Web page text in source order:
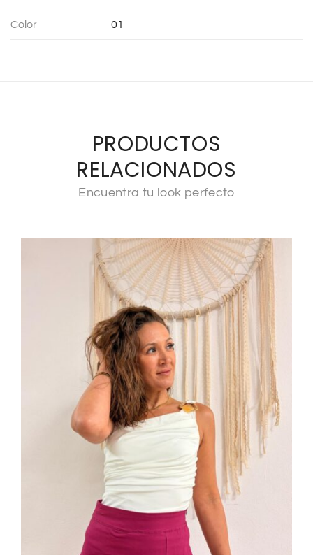
Color 01
PRODUCTOS
RELACIONADOS
Encuentra tu look perfecto